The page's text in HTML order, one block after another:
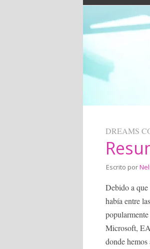
DREAMS
Escrito por
Debido a que
había entre
Microsoft,
donde